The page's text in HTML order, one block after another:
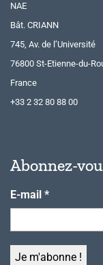
NAE
Bât. CRIANN
745, Av. de l’Université
76800 St-Etienne-du-
France
+33 2 32 80 88 00
Abonnez-
E-mail *